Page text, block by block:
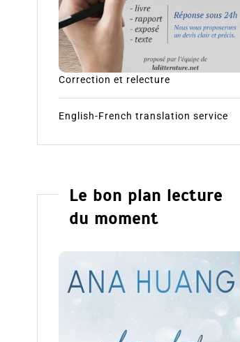
Correction et relecture
English-French translation service
Le bon plan lecture
du moment